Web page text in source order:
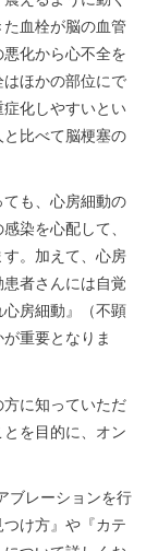
血栓が脳の血管
化から心不全を
ほかの部位にで
化しやすいとい
比べて脳梗塞の
も、心房細動の
染を心配して、
。加えて、心房
者さんには自覚
房細動』（不顕
重要となりま
に知っていただ
を目的に、オン
ブレーションを行
け方』や『カテ